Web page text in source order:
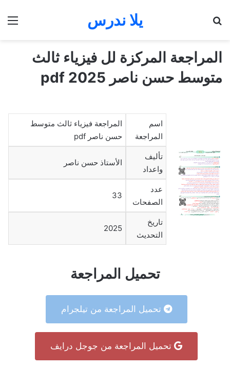
يلا ندرس
المراجعة المركزة لل فيزياء ثالث
متوسط حسن ناصر 2025 pdf
اسم
المراجعة
المراجعة فيزياء ثالث متوسط
حسن ناصر pdf
تأليف
واعداد
الأستاذ حسن ناصر
عدد
الصفحات
33
تاريخ
التحديث
2025
تحميل المراجعة
تحميل المراجعة من تيلجرام
تحميل المراجعة من جوجل درايف